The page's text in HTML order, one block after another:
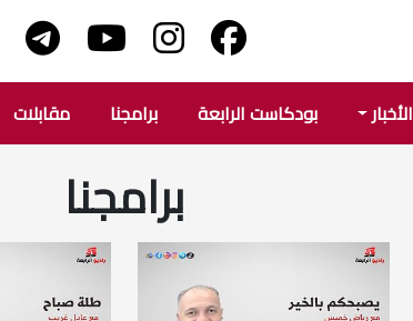
الأخبار بودكاست الرابعة برامجنا مقابلات
برامجنا